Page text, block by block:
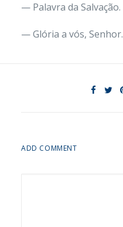
— Palavra da Salvação.
— Glória a vós, Senhor.
ADD COMMENT